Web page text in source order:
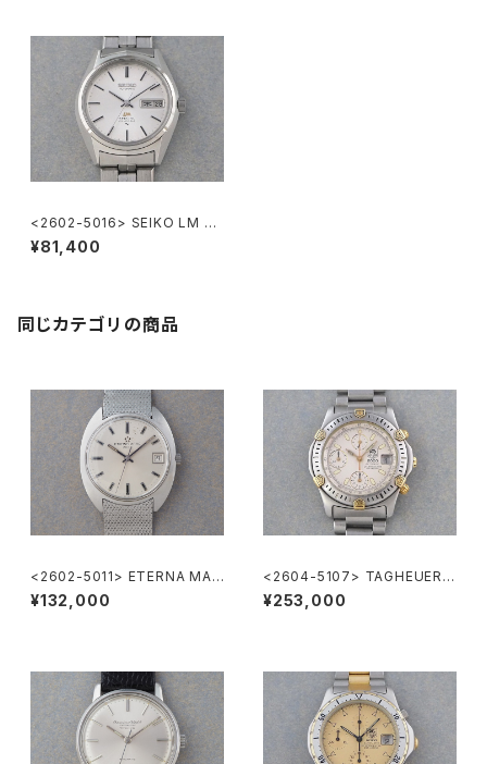
<2602-5016> SEIKO LM SP
ECIAL
¥81,400
同じカテゴリの商品
<2602-5011> ETERNA MAT
IC 3003
¥132,000
<2604-5107> TAGHEUER S
uper 2000 Chronograph
¥253,000